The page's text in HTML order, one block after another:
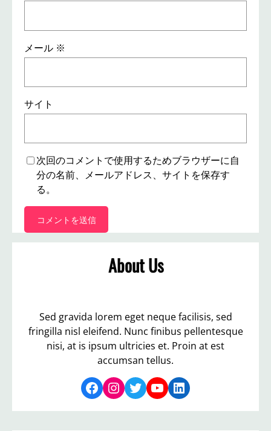
メール ※
サイト
次回のコメントで使用するためブラウザーに自
分の名前、メールアドレス、サイトを保存す
る。
About Us
Sed gravida lorem eget neque facilisis, sed
fringilla nisl eleifend. Nunc finibus pellentesque
nisi, at is ipsum ultricies et. Proin at est
accumsan tellus.
Facebook Instagram Twitter YouTube LinkedIn